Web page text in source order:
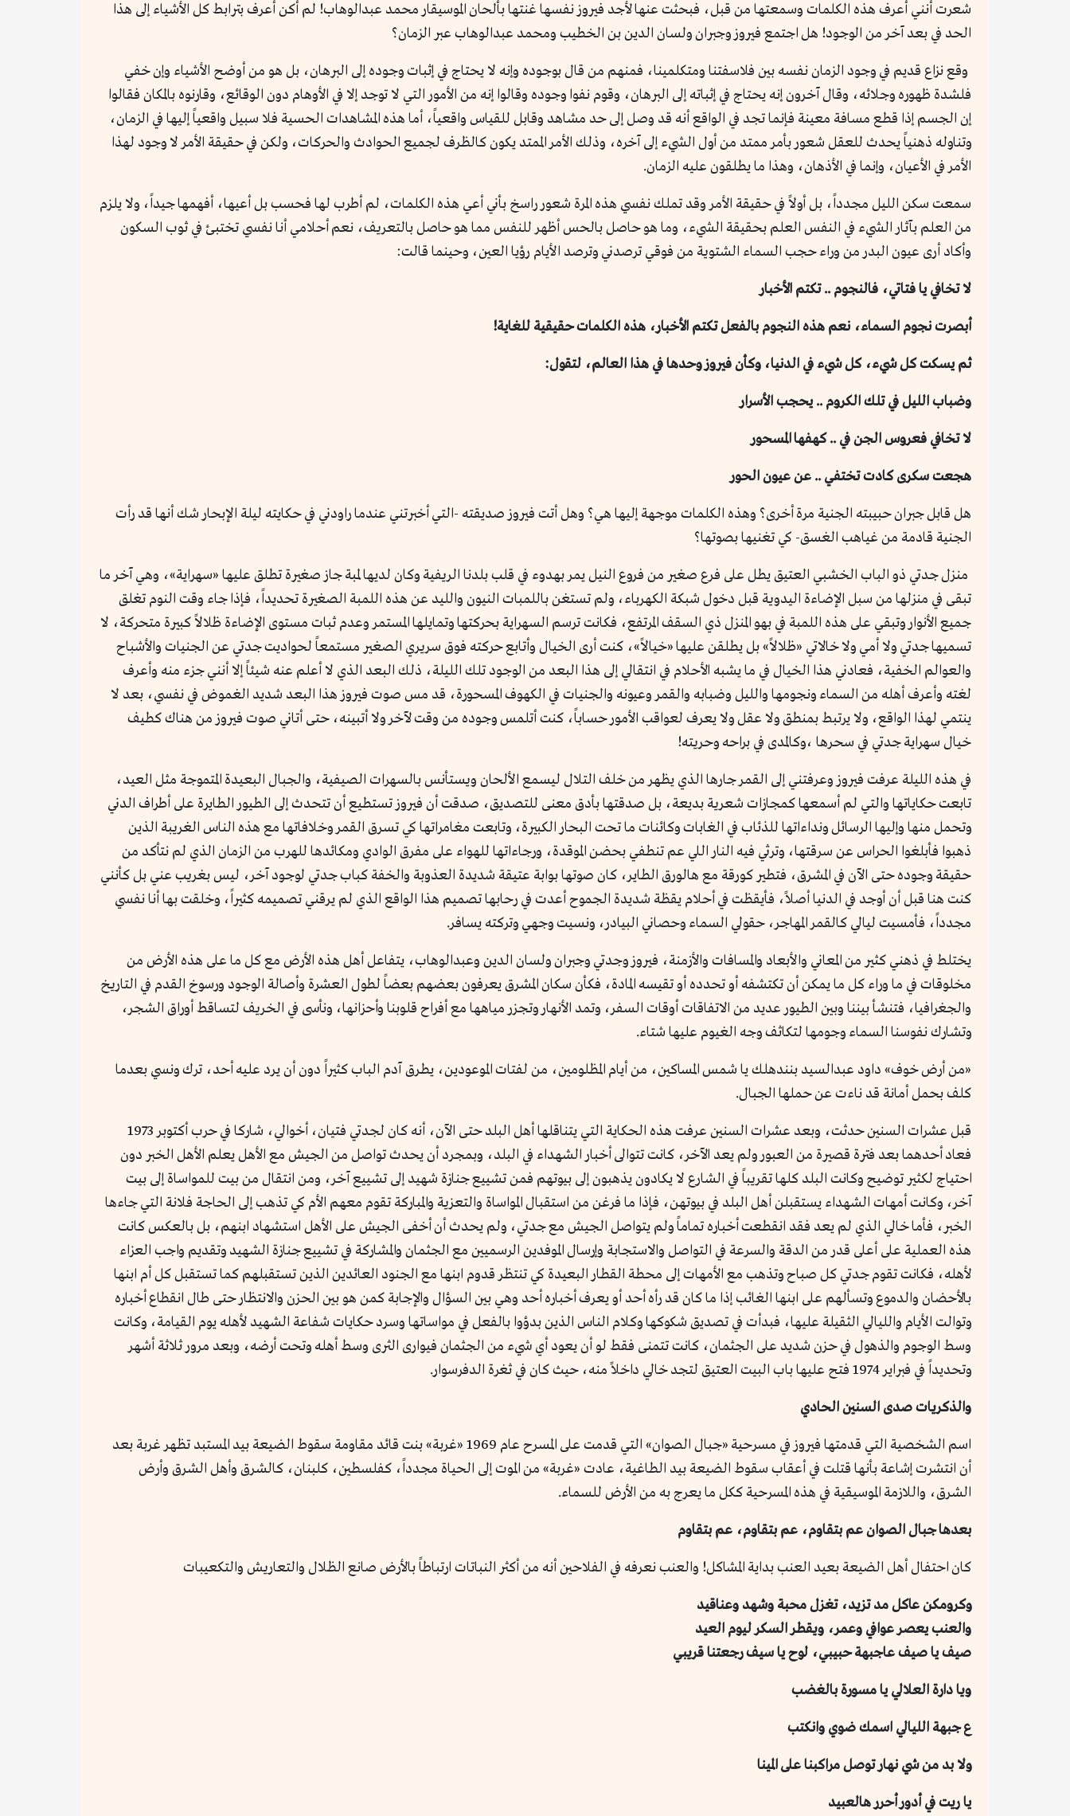
شعرت أنني أعرف هذه الكلمات وسمعتها من قبل، فبحثت عنها لأجد فيروز نفسها غنتها بألحان الموسيقار محمد عبدالوهاب! لم أكن أعرف بترابط كل الأشياء إلى هذا
الحد في بعد آخر من الوجود! هل اجتمع فيروز وجبران ولسان الدين بن الخطيب ومحمد عبدالوهاب عبر الزمان؟
وقع نزاع قديم في وجود الزمان نفسه بين فلاسفتنا ومتكلمينا، فمنهم من قال بوجوده وإنه لا يحتاج في إثبات وجوده إلى البرهان، بل هو من أوضح الأشياء وإن خفي
فلشدة ظهوره وجلائه، وقال آخرون إنه يحتاج في إثباته إلى البرهان، وقوم نفوا وجوده وقالوا إنه من الأمور التي لا توجد إلا في الأوهام دون الوقائع، وقارنوه بالمكان فقالوا
إن الجسم إذا قطع مسافة معينة فإنما تجد في الواقع أنه قد وصل إلى حد مشاهد وقابل للقياس واقعياً، أما هذه المشاهدات الحسية فلا سبيل واقعياً إليها في الزمان،
وتناوله ذهنياً يحدث للعقل شعور بأمر ممتد من أول الشيء إلى آخره، وذلك الأمر الممتد يكون كالظرف لجميع الحوادث والحركات، ولكن في حقيقة الأمر لا وجود لهذا
الأمر في الأعيان، وإنما في الأذهان، وهذا ما يطلقون عليه الزمان.
سمعت سكن الليل مجدداً، بل أولاً في حقيقة الأمر وقد تملك نفسي هذه المرة شعور راسخ بأني أعي هذه الكلمات، لم أطرب لها فحسب بل أعيها، أفهمها جيداً، ولا يلزم
من العلم بآثار الشيء في النفس العلم بحقيقة الشيء، وما هو حاصل بالحس أظهر للنفس مما هو حاصل بالتعريف، نعم أحلامي أنا نفسي تختبئ في ثوب السكون
وأكاد أرى عيون البدر من وراء حجب السماء الشتوية من فوقي ترصدني وترصد الأيام رؤيا العين، وحينما قالت:
لا تخافي يا فتاتي، فالنجوم .. تكتم الأخبار
أبصرت نجوم السماء، نعم هذه النجوم بالفعل تكتم الأخبار، هذه الكلمات حقيقية للغاية!
ثم يسكت كل شيء، كل شيء في الدنيا، وكأن فيروز وحدها في هذا العالم، لتقول:
وضباب الليل في تلك الكروم .. يحجب الأسرار
لا تخافي فعروس الجن في .. كهفها المسحور
هجعت سكرى كادت تختفي .. عن عيون الحور
هل قابل جبران حبيبته الجنية مرة أخرى؟ وهذه الكلمات موجهة إليها هي؟ وهل أتت فيروز صديقته -التي أخبرتني عندما راودني في حكايته ليلة الإبحار شك أنها قد رأت
الجنية قادمة من غياهب الغسق- كي تغنيها بصوتها؟
منزل جدتي ذو الباب الخشبي العتيق يطل على فرع صغير من فروع النيل يمر بهدوء في قلب بلدنا الريفية وكان لديها لمبة جاز صغيرة تطلق عليها «سهراية»، وهي آخر ما
تبقى في منزلها من سبل الإضاءة اليدوية قبل دخول شبكة الكهرباء، ولم تستغن باللمبات النيون والليد عن هذه اللمبة الصغيرة تحديداً، فإذا جاء وقت النوم تغلق
جميع الأنوار وتبقي على هذه اللمبة في بهو المنزل ذي السقف المرتفع، فكانت ترسم السهراية بحركتها وتمايلها المستمر وعدم ثبات مستوى الإضاءة ظلالاً كبيرة متحركة، لا
تسميها جدتي ولا أمي ولا خالاتي «ظلالاً» بل يطلقن عليها «خيالاً»، كنت أرى الخيال وأتابع حركته فوق سريري الصغير مستمعاً لحواديت جدتي عن الجنيات والأشباح
والعوالم الخفية، فعادني هذا الخيال في ما يشبه الأحلام في انتقالي إلى هذا البعد من الوجود تلك الليلة، ذلك البعد الذي لا أعلم عنه شيئاً إلا أنني جزء منه وأعرف
لغته وأعرف أهله من السماء ونجومها والليل وضبابه والقمر وعيونه والجنيات في الكهوف المسحورة، قد مس صوت فيروز هذا البعد شديد الغموض في نفسي، بعد لا
ينتمي لهذا الواقع، ولا يرتبط بمنطق ولا عقل ولا يعرف لعواقب الأمور حساباً، كنت أتلمس وجوده من وقت لآخر ولا أتبينه، حتى أتاني صوت فيروز من هناك كطيف
خيال سهراية جدتي في سحرها ،وكالمدى في براحه وحريته!
في هذه الليلة عرفت فيروز وعرفتني إلى القمر جارها الذي يظهر من خلف التلال ليسمع الألحان ويستأنس بالسهرات الصيفية، والجبال البعيدة المتموجة مثل العيد،
تابعت حكاياتها والتي لم أسمعها كمجازات شعرية بديعة، بل صدقتها بأدق معنى للتصديق، صدقت أن فيروز تستطيع أن تتحدث إلى الطيور الطايرة على أطراف الدني
وتحمل منها وإليها الرسائل ونداءاتها للذئاب في الغابات وكائنات ما تحت البحار الكبيرة، وتابعت مغامراتها كي تسرق القمر وخلافاتها مع هذه الناس الغريبة الذين
ذهبوا فأبلغوا الحراس عن سرقتها، وترثي فيه النار اللي عم تنطفي بحضن الموقدة، ورجاءاتها للهواء على مفرق الوادي ومكائدها للهرب من الزمان الذي لم نتأكد من
حقيقة وجوده حتى الآن في المشرق، فتطير كورقة مع هالورق الطاير، كان صوتها بوابة عتيقة شديدة العذوبة والخفة كباب جدتي لوجود آخر، ليس بغريب عني بل كأنني
كنت هنا قبل أن أوجد في الدنيا أصلاً، فأيقظت في أحلام يقظة شديدة الجموح أعدت في رحابها تصميم هذا الواقع الذي لم يرقني تصميمه كثيراً، وخلقت بها أنا نفسي
مجدداً، فأمسيت ليالي كالقمر المهاجر، حقولي السماء وحصاني البيادر، ونسيت وجهي وتركته يسافر.
يختلط في ذهني كثير من المعاني والأبعاد والمسافات والأزمنة، فيروز وجدتي وجبران ولسان الدين وعبدالوهاب، يتفاعل أهل هذه الأرض مع كل ما على هذه الأرض من
مخلوقات في ما وراء كل ما يمكن أن تكتشفه أو تحدده أو تقيسه المادة، فكأن سكان المشرق يعرفون بعضهم بعضاً لطول العشرة وأصالة الوجود ورسوخ القدم في التاريخ
والجغرافيا، فتنشأ بيننا وبين الطيور عديد من الاتفاقات أوقات السفر، وتمد الأنهار وتجزر مياهها مع أفراح قلوبنا وأحزانها، ونأسى في الخريف لتساقط أوراق الشجر،
وتشارك نفوسنا السماء وجومها لتكاثف وجه الغيوم عليها شتاء.
«من أرض خوف» داود عبدالسيد بنندهلك يا شمس المساكين، من أيام المظلومين، من لفتات الموعودين، يطرق آدم الباب كثيراً دون أن يرد عليه أحد، ترك ونسي بعدما
كلف بحمل أمانة قد ناءت عن حملها الجبال.
قبل عشرات السنين حدثت، وبعد عشرات السنين عرفت هذه الحكاية التي يتناقلها أهل البلد حتى الآن، أنه كان لجدتي فتيان، أخوالي، شاركا في حرب أكتوبر 1973
فعاد أحدهما بعد فترة قصيرة من العبور ولم يعد الآخر، كانت تتوالى أخبار الشهداء في البلد، وبمجرد أن يحدث تواصل من الجيش مع الأهل يعلم الأهل الخبر دون
احتياج لكثير توضيح وكانت البلد كلها تقريباً في الشارع لا يكادون يذهبون إلى بيوتهم فمن تشييع جنازة شهيد إلى تشييع آخر، ومن انتقال من بيت للمواساة إلى بيت
آخر، وكانت أمهات الشهداء يستقبلن أهل البلد في بيوتهن، فإذا ما فرغن من استقبال المواساة والتعزية والمباركة تقوم معهم الأم كي تذهب إلى الحاجة فلانة التي جاءها
الخبر، فأما خالي الذي لم يعد فقد انقطعت أخباره تماماً ولم يتواصل الجيش مع جدتي، ولم يحدث أن أخفى الجيش على الأهل استشهاد ابنهم، بل بالعكس كانت
هذه العملية على أعلى قدر من الدقة والسرعة في التواصل والاستجابة وإرسال الموفدين الرسميين مع الجثمان والمشاركة في تشييع جنازة الشهيد وتقديم واجب العزاء
لأهله، فكانت تقوم جدتي كل صباح وتذهب مع الأمهات إلى محطة القطار البعيدة كي تنتظر قدوم ابنها مع الجنود العائدين الذين تستقبلهم كما تستقبل كل أم ابنها
بالأحضان والدموع وتسألهم على ابنها الغائب إذا ما كان قد رأه أحد أو يعرف أخباره أحد وهي بين السؤال والإجابة كمن هو بين الحزن والانتظار حتى طال انقطاع أخباره
وتوالت الأيام والليالي الثقيلة عليها، فبدأت في تصديق شكوكها وكلام الناس الذين بدؤوا بالفعل في مواساتها وسرد حكايات شفاعة الشهيد لأهله يوم القيامة، وكانت
وسط الوجوم والذهول في حزن شديد على الجثمان، كانت تتمنى فقط لو أن يعود أي شيء من الجثمان فيوارى الثرى وسط أهله وتحت أرضه، وبعد مرور ثلاثة أشهر
وتحديداً في فبراير 1974 فتح عليها باب البيت العتيق لتجد خالي داخلاً منه، حيث كان في ثغرة الدفرسوار.
والذكريات صدى السنين الحادي
اسم الشخصية التي قدمتها فيروز في مسرحية «جبال الصوان» التي قدمت على المسرح عام 1969 «غربة» بنت قائد مقاومة سقوط الضيعة بيد المستبد تظهر غربة بعد
أن انتشرت إشاعة بأنها قتلت في أعقاب سقوط الضيعة بيد الطاغية، عادت «غربة» من الموت إلى الحياة مجدداً، كفلسطين، كلبنان، كالشرق وأهل الشرق وأرض
الشرق، واللازمة الموسيقية في هذه المسرحية ككل ما يعرج به من الأرض للسماء.
بعدها جبال الصوان عم بتقاوم، عم بتقاوم، عم بتقاوم
كان احتفال أهل الضيعة بعيد العنب بداية المشاكل! والعنب نعرفه في الفلاحين أنه من أكثر النباتات ارتباطاً بالأرض صانع الظلال والتعاريش والتكعيبات
وكرومكن عاكل مد تزيد، تغزل محبة وشهد وعناقيد
والعنب يعصر عوافي وعمر، ويقطر السكر ليوم العيد
صيف يا صيف عاجبهة حبيبي، لوح يا سيف رجعتنا قريبي
ويا دارة العلالي يا مسورة بالغضب
ع جبهة الليالي اسمك ضوي وانكتب
ولا بد من شي نهار توصل مراكبنا على المينا
يا ريت في أدور أحرر هالعبيد